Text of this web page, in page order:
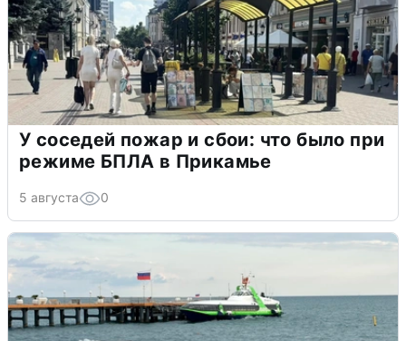
У соседей пожар и сбои: что было при
режиме БПЛА в Прикамье
5 августа 0